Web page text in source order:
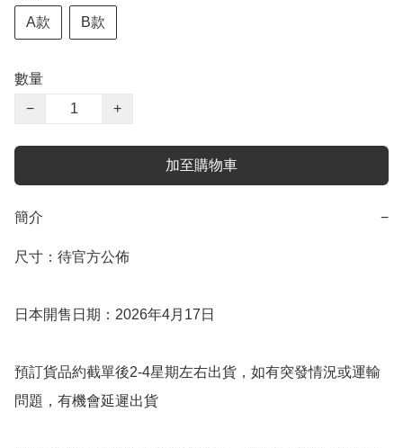
A款 B款
數量
−
+
加至購物車
簡介 −
尺寸：待官方公佈
日本開售日期：2026年4月17日
預訂貨品約截單後2-4星期左右出貨，如有突發情況或運輸
問題，有機會延遲出貨